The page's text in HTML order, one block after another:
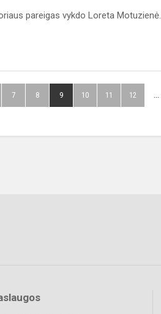
pareigas vykdo Loreta Motuzienė.
7 8 9 10 11 12 ...